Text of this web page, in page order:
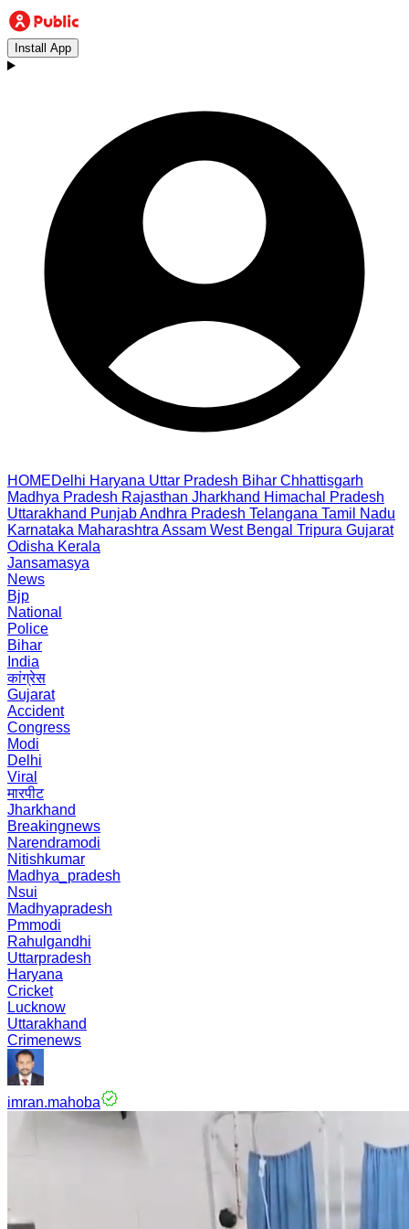
Install App
HOMEDelhi Haryana Uttar Pradesh Bihar Chhattisgarh
Madhya Pradesh Rajasthan Jharkhand Himachal Pradesh
Uttarakhand PunjabAndhra Pradesh Telangana Tamil Nadu
Karnataka Maharashtra Assam West Bengal Tripura Gujarat
Odisha Kerala
Jansamasya
News
Bjp
National
Police
Bihar
India
कांग्रेस
Gujarat
Accident
Congress
Modi
Delhi
Viral
मारपीट
Jharkhand
Breakingnews
Narendramodi
Nitishkumar
Madhya_pradesh
Nsui
Madhyapradesh
Pmmodi
Rahulgandhi
Uttarpradesh
Haryana
Cricket
Lucknow
Uttarakhand
Crimenews
imran.mahoba